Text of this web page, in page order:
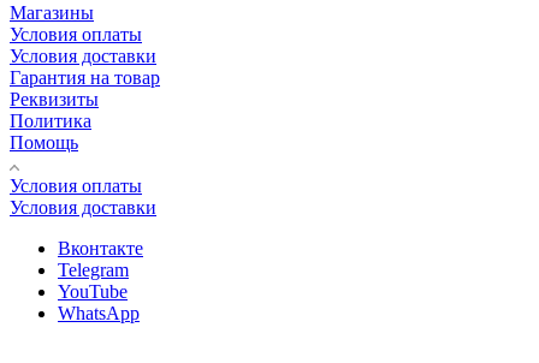
Магазины
Условия оплаты
Условия доставки
Гарантия на товар
Реквизиты
Политика
Помощь
Условия оплаты
Условия доставки
Вконтакте
Telegram
YouTube
WhatsApp